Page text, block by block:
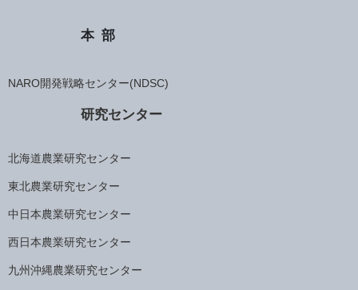
本部
NARO開発戦略センター(NDSC)
研究センター
北海道農業研究センター
東北農業研究センター
中日本農業研究センター
西日本農業研究センター
九州沖縄農業研究センター